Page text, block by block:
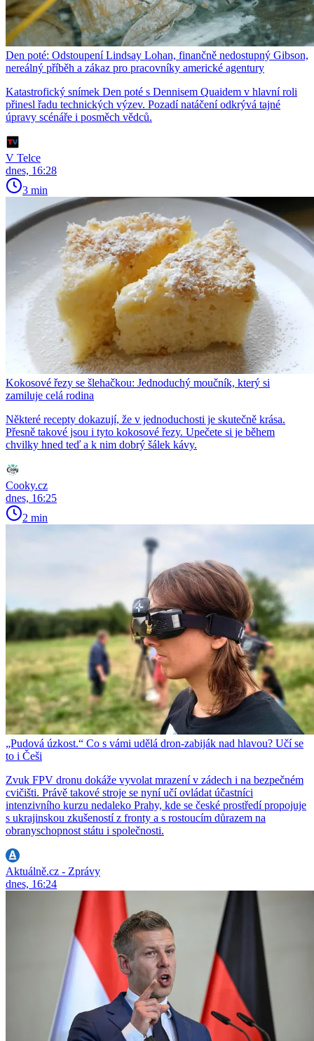
Den poté: Odstoupení Lindsay Lohan, finančně nedostupný Gibson,
nereálný příběh a zákaz pro pracovníky americké agentury
Katastrofický snímek Den poté s Dennisem Quaidem v hlavní roli
přinesl řadu technických výzev. Pozadí natáčení odkrývá tajné
úpravy scénáře i posměch vědců.
V Telce
dnes, 16:28
3 min
Kokosové řezy se šlehačkou: Jednoduchý moučník, který si
zamiluje celá rodina
Některé recepty dokazují, že v jednoduchosti je skutečně krása.
Přesně takové jsou i tyto kokosové řezy. Upečete si je během
chvilky hned teď a k nim dobrý šálek kávy.
Cooky.cz
dnes, 16:25
2 min
„Pudová úzkost.“ Co s vámi udělá dron-zabiják nad hlavou? Učí se
to i Češi
Zvuk FPV dronu dokáže vyvolat mrazení v zádech i na bezpečném
cvičišti. Právě takové stroje se nyní učí ovládat účastníci
intenzivního kurzu nedaleko Prahy, kde se české prostředí propojuje
s ukrajinskou zkušeností z fronty a s rostoucím důrazem na
obranyschopnost státu i společnosti.
Aktuálně.cz - Zprávy
dnes, 16:24